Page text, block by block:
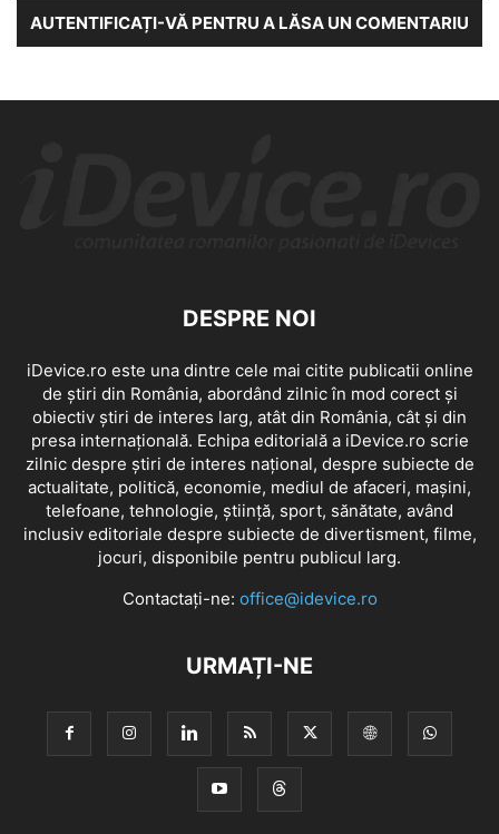
AUTENTIFICAȚI-VĂ PENTRU A LĂSA UN COMENTARIU
DESPRE NOI
iDevice.ro este una dintre cele mai citite publicatii online
de știri din România, abordând zilnic în mod corect și
obiectiv știri de interes larg, atât din România, cât și din
presa internațională. Echipa editorială a iDevice.ro scrie
zilnic despre știri de interes național, despre subiecte de
actualitate, politică, economie, mediul de afaceri, mașini,
telefoane, tehnologie, știință, sport, sănătate, având
inclusiv editoriale despre subiecte de divertisment, filme,
jocuri, disponibile pentru publicul larg.
Contactați-ne: office@idevice.ro
URMAȚI-NE